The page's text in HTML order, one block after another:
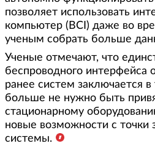
позволяет использовать
компьютер (BCI) даже во
ученым собрать больше
Ученые отмечают, что
беспроводного интерфейса
ранее систем заключается
больше не нужно быть
стационарному
новые возможности с точки
системы.